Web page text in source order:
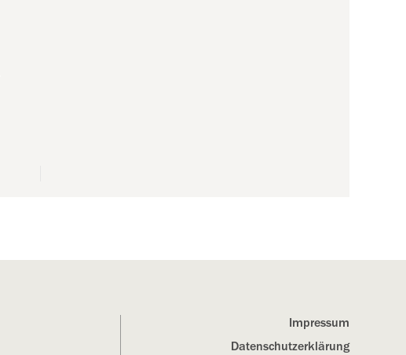
Impressum
Datenschutz­erklärung